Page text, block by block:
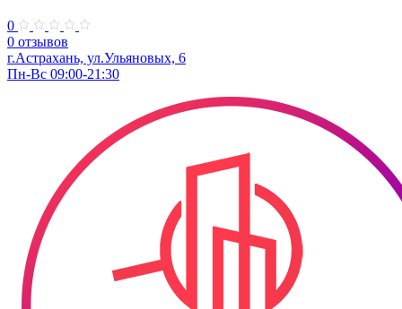
0
0 отзывов
г.Астрахань, ул.Ульяновых, 6
Пн-Вс 09:00-21:30